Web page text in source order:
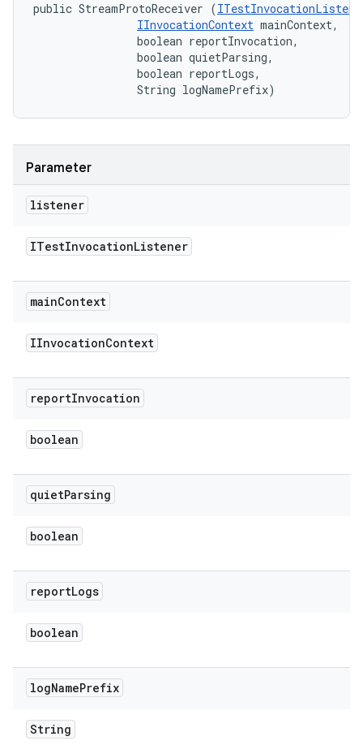
public StreamProtoReceiver (
IInvocationContext mainContext,
                boolean reportInvocation,
                boolean quietParsing,
                boolean reportLogs,
                String logNamePrefix)
Parameter
listener
ITestInvocationListener
mainContext
IInvocationContext
reportInvocation
boolean
quietParsing
boolean
reportLogs
boolean
logNamePrefix
String